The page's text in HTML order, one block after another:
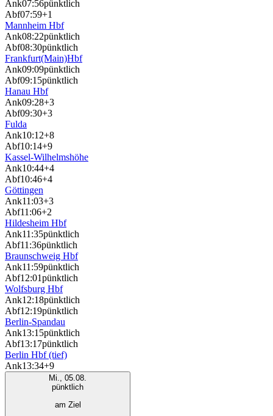
Ank07:56pünktlich
Abf07:59+1
Mannheim Hbf
Ank08:22pünktlich
Abf08:30pünktlich
Frankfurt(Main)Hbf
Ank09:09pünktlich
Abf09:15pünktlich
Hanau Hbf
Ank09:28+3
Abf09:30+3
Fulda
Ank10:12+8
Abf10:14+9
Kassel-Wilhelmshöhe
Ank10:44+4
Abf10:46+4
Göttingen
Ank11:03+3
Abf11:06+2
Hildesheim Hbf
Ank11:35pünktlich
Abf11:36pünktlich
Braunschweig Hbf
Ank11:59pünktlich
Abf12:01pünktlich
Wolfsburg Hbf
Ank12:18pünktlich
Abf12:19pünktlich
Berlin-Spandau
Ank13:15pünktlich
Abf13:17pünktlich
Berlin Hbf (tief)
Ank13:34+9
Mi., 05.08.
pünktlich
am Ziel